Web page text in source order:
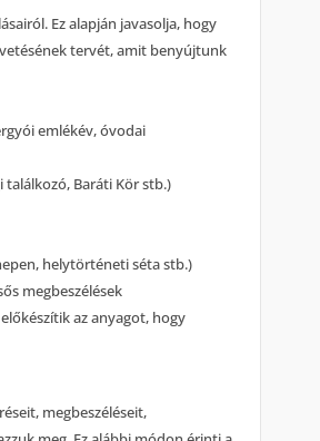
Ez alapján javasolja, hogy
tervét, amit benyújtunk
emlékév, óvodai
találkozó, Baráti Kör stb.)
helytörténeti séta stb.)
megbeszélések
az anyagot, hogy
megbeszéléseit,